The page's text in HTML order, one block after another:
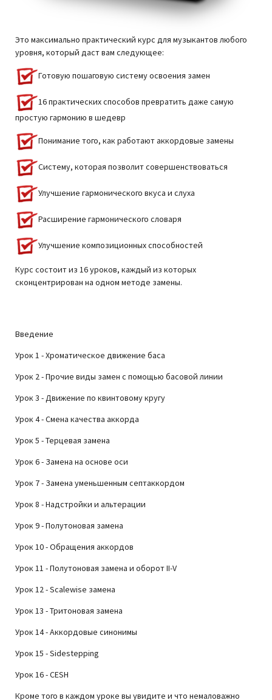
Это максимально практический курс для музыкантов любого
уровня, который даст вам следующее:
Готовую пошаговую систему освоения замен
16 практических способов превратить даже самую
простую гармонию в шедевр
Понимание того, как работают аккордовые замены
Систему, которая позволит совершенствоваться
Улучшение гармонического вкуса и слуха
Расширение гармонического словаря
Улучшение композиционных способностей
Курс состоит из 16 уроков, каждый из которых
сконцентрирован на одном методе замены.
Введение
Урок 1 - Хроматическое движение баса
Урок 2 - Прочие виды замен с помощью басовой линии
Урок 3 - Движение по квинтовому кругу
Урок 4 - Смена качества аккорда
Урок 5 - Терцевая замена
Урок 6 - Замена на основе оси
Урок 7 - Замена уменьшенным септаккордом
Урок 8 - Надстройки и альтерации
Урок 9 - Полутоновая замена
Урок 10 - Обращения аккордов
Урок 11 - Полутоновая замена и оборот II-V
Урок 12 - Scalewise замена
Урок 13 - Тритоновая замена
Урок 14 - Аккордовые синонимы
Урок 15 - Sidestepping
Урок 16 - CESH
Кроме того в каждом уроке вы увидите и что немаловажно